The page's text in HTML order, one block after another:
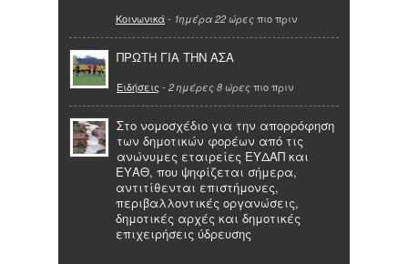
Κοινωνικά- 1ημέρα 22 ώρες πιο πριν
ΠΡΩΤΗ ΓΙΑ ΤΗΝ ΑΣΑ
Ειδήσεις - 2 ημέρες 8 ώρες πιο πριν
Στο νομοσχέδιο για την απορρόφηση
των δημοτικών φορέων από τις
ανώνυμες εταιρείες ΕΥΔΑΠ και
ΕΥΑΘ, που ψηφίζεται σήμερα,
αντιτίθενται επιστήμονες,
περιβαλλοντικές οργανώσεις,
δημοτικές αρχές και δημοτικές
επιχειρήσεις ύδρευσης